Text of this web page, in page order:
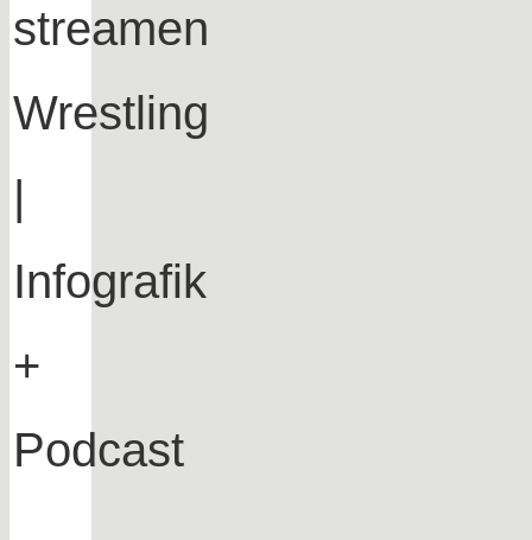
streamen
Wrestling
|
Infografik
+
Podcast